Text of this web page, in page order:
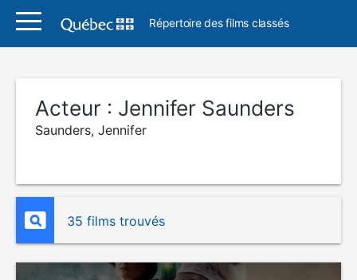
Répertoire des films classés
Acteur : Jennifer Saunders
Saunders, Jennifer
35 films trouvés